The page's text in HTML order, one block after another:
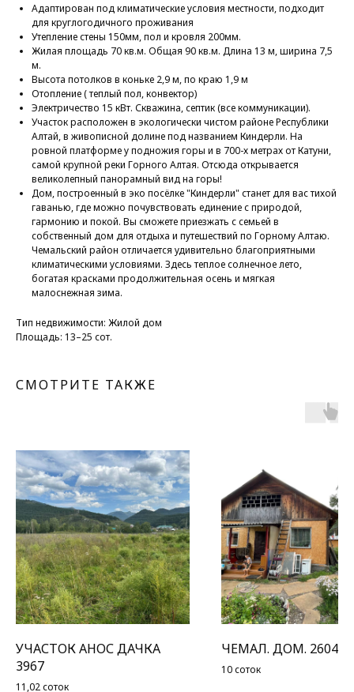
Адаптирован под климатические условия местности, подходит
для круглогодичного проживания
Утепление стены 150мм, пол и кровля 200мм.
Жилая площадь 70 кв.м. Общая 90 кв.м. Длина 13 м, ширина 7,5
м.
Высота потолков в коньке 2,9 м, по краю 1,9 м
Отопление ( теплый пол, конвектор)
Электричество 15 кВт. Скважина, септик (все коммуникации).
Участок расположен в экологически чистом районе Республики
Алтай, в живописной долине под названием Киндерли. На
ровной платформе у подножия горы и в 700-х метрах от Катуни,
самой крупной реки Горного Алтая. Отсюда открывается
великолепный панорамный вид на горы!
Дом, построенный в эко посёлке "Киндерли" станет для вас тихой
гаванью, где можно почувствовать единение с природой,
гармонию и покой. Вы сможете приезжать с семьей в
собственный дом для отдыха и путешествий по Горному Алтаю.
Чемальский район отличается удивительно благоприятными
климатическими условиями. Здесь теплое солнечное лето,
богатая красками продолжительная осень и мягкая
малоснежная зима.
Тип недвижимости: Жилой дом
Площадь: 13–25 сот.
СМОТРИТЕ ТАКЖЕ
УЧАСТОК АНОС ДАЧКА
3967
11,02 соток
ЧЕМАЛ. ДОМ. 2604
10 соток